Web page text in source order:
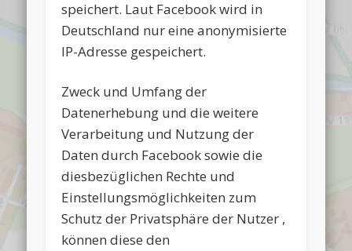
speichert. Laut Facebook wird in
Deutschland nur eine anonymisierte
IP-Adresse gespeichert.
Zweck und Umfang der
Datenerhebung und die weitere
Verarbeitung und Nutzung der
Daten durch Facebook sowie die
diesbezüglichen Rechte und
Einstellungsmöglichkeiten zum
Schutz der Privatsphäre der Nutzer ,
können diese den